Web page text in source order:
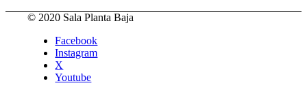
© 2020 Sala Planta Baja
Facebook
Instagram
X
Youtube